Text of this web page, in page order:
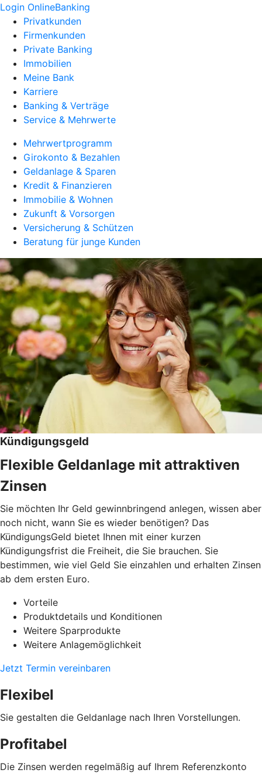
Login OnlineBanking
Privatkunden
Firmenkunden
Private Banking
Immobilien
Meine Bank
Karriere
Banking & Verträge
Service & Mehrwerte
Mehrwertprogramm
Girokonto & Bezahlen
Geldanlage & Sparen
Kredit & Finanzieren
Immobilie & Wohnen
Zukunft & Vorsorgen
Versicherung & Schützen
Beratung für junge Kunden
Kündigungsgeld
Flexible Geldanlage mit attraktiven
Zinsen
Sie möchten Ihr Geld gewinnbringend anlegen, wissen aber
noch nicht, wann Sie es wieder benötigen? Das
KündigungsGeld bietet Ihnen mit einer kurzen
Kündigungsfrist die Freiheit, die Sie brauchen. Sie
bestimmen, wie viel Geld Sie einzahlen und erhalten Zinsen
ab dem ersten Euro.
Vorteile
Produktdetails und Konditionen
Weitere Sparprodukte
Weitere Anlagemöglichkeit
Jetzt Termin vereinbaren
Flexibel
Sie gestalten die Geldanlage nach Ihren Vorstellungen.
Profitabel
Die Zinsen werden regelmäßig auf Ihrem Referenzkonto